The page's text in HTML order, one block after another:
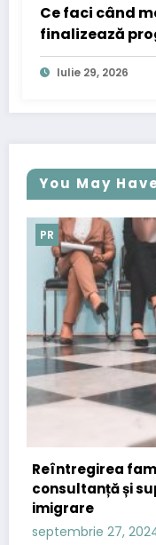
Ce faci când
finalizează
Iulie 29, 2026
You May
cu ajutorul
pentru
Redacția